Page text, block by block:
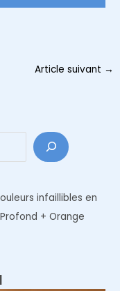
Article suivant →
infaillibles en
+ Orange